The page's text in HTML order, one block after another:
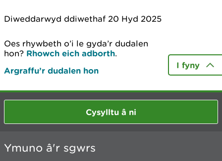
Diweddarwyd ddiwethaf 20 Hyd 2025
Oes rhywbeth o’i le gyda’r dudalen
hon? Rhowch eich adborth.
Argraffu’r dudalen hon
I fyny
Cysylltu â ni
Ymuno â'r sgwrs